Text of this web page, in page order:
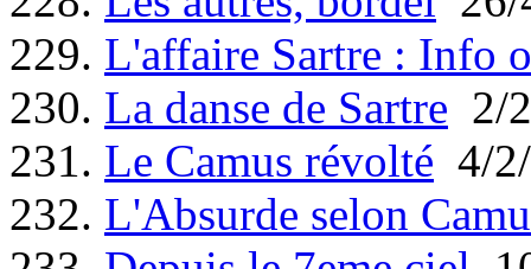
229. L'affaire Sartre : Info
230. La danse de Sartre 2/
231. Le Camus révolté 4/
232. L'Absurde selon